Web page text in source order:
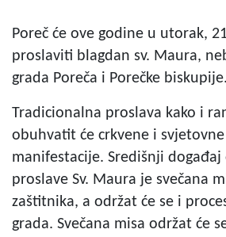
Poreč će ove godine u utorak,
proslaviti blagdan sv. Maura,
grada Poreča i Porečke biskupije.
Tradicionalna proslava kako i
obuhvatit će crkvene i
manifestacije. Središnji
proslave Sv. Maura je svečana
zaštitnika, a održat će se i
grada. Svečana misa održat će